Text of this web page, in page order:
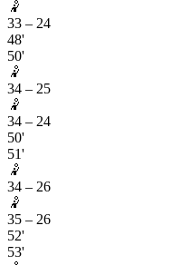
🤾
33 – 24
48'
50'
🤾
34 – 25
🤾
34 – 24
50'
51'
🤾
34 – 26
🤾
35 – 26
52'
53'